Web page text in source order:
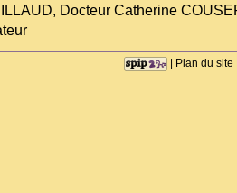
Docteur Catherine
| Plan du site